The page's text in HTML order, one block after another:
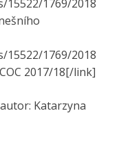
15522/1769/2018
15522/1769/2018
2017/18[/link]
Katarzyna